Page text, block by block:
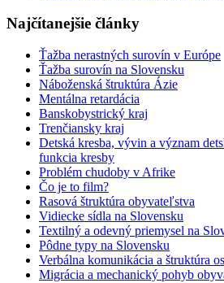
Najčítanejšie články
Ťažba nerastných surovín v Európe
Ťažba surovín na Slovensku
Náboženská štruktúra Ázie
Mentálna retardácia
Banskobystrický kraj
Trenčiansky kraj
Detská kresba, vývin a význam
funkcia kresby
Problém chudoby v Afrike
Čo je to film?
Rasová štruktúra obyvateľstva
Vidiecke sídla na Slovensku
Textilný a odevný priemysel na
Pôdne typy na Slovensku
Verbálna komunikácia a štruktúra
Migrácia a mechanický pohyb